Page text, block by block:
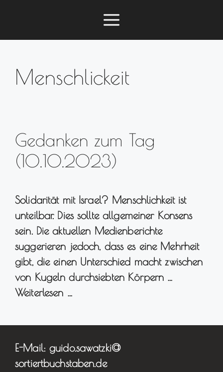
springen
Menü
Menschlickeit
Gedanken zum Tag
(10.10.2023)
Solidarität mit Israel? Menschlichkeit ist
unteilbar. Dies sollte allgemeiner Konsens
sein. Die aktuellen Medienberichte
suggerieren jedoch, dass es eine Mehrheit
gibt, die einen Unterschied macht zwischen
von Kugeln durchsiebten Körpern …
Weiterlesen …
E-Mail: guido.sawatzki@
sortiertbuchstaben.de